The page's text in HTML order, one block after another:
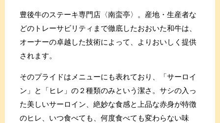
豊後牛のステーキ専門店〈南蛮亭〉。産地・生産者な
どのトレーサビリティまで徹底したおおいた和牛は、
オーナーの卓越した技術によって、よりおいしく提供
されます。
そのプライドはメニューにも表れており、「サーロイ
ン」と「ヒレ」の２種類のみという潔さ。サシの入っ
た美しいサーロイン、絶妙な食感と上品な赤身が特徴
のヒレ、いつ食べても、何度食べても変わらない味